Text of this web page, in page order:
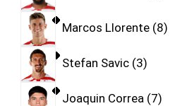
Marcos Llorente 8
Stefan Savic 3
Joaquin Correa 7